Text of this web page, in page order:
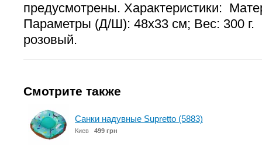
предусмотрены. Характеристики:
Параметры (Д/Ш): 48х33 см; Вес: 300 г.
розовый.
Смотрите также
Санки надувные Supretto (5883)
Киев 499 грн